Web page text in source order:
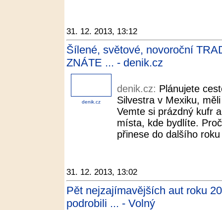
31. 12. 2013, 13:12
Šílené, světové, novoroční
ZNÁTE ... - denik.cz
denik.cz
denik.cz: Plánujete
Silvestra v Mexiku,
Vemte si prázdný kufr
místa, kde bydlíte.
přinese do dalšího
31. 12. 2013, 13:02
Pět nejzajímavějších aut roku
podrobili ... - Volný